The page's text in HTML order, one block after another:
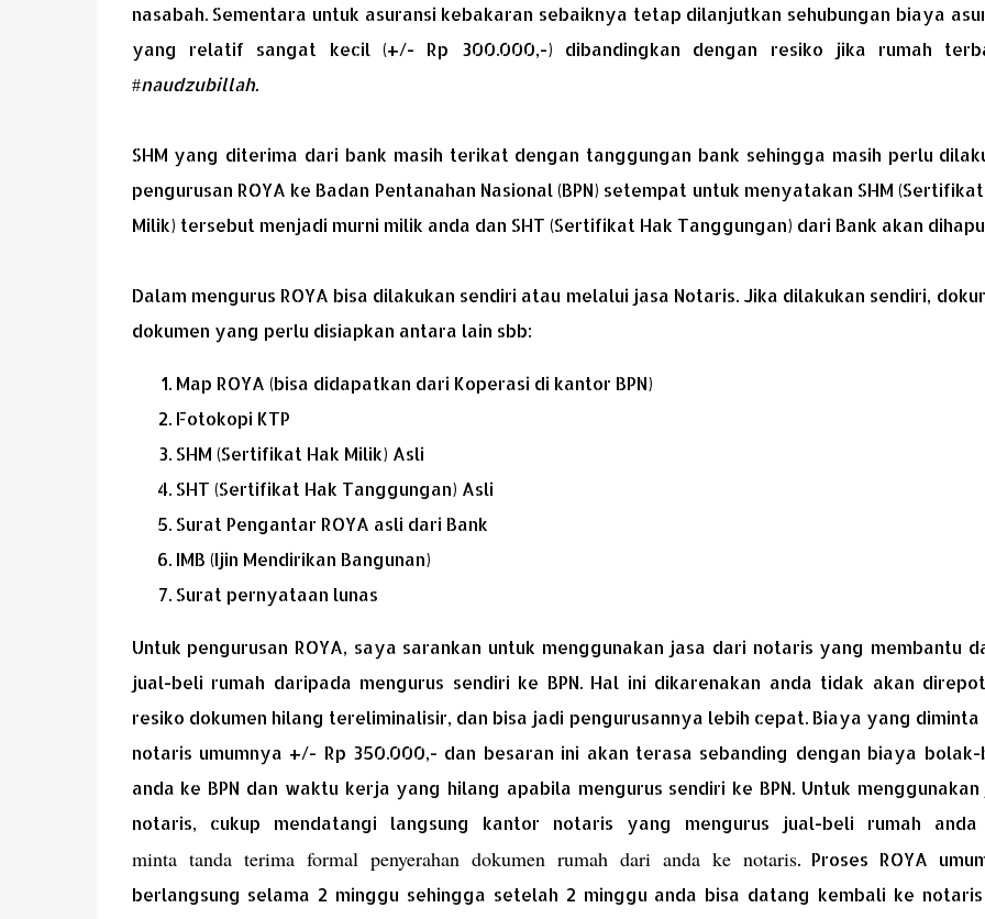
nasabah. Sementara untuk asuransi kebakaran sebaiknya tetap dilanjutkan sehubungan biaya
yang relatif sangat kecil (+/- Rp 300.000,-) dibandingkan dengan resiko jika rumah
#naudzubillah.
SHM yang diterima dari bank masih terikat dengan tanggungan bank sehingga masih perlu
pengurusan ROYA ke Badan Pentanahan Nasional (BPN) setempat untuk menyatakan SHM
Milik) tersebut menjadi murni milik anda dan SHT (Sertifikat Hak Tanggungan) dari Bank akan
Dalam mengurus ROYA bisa dilakukan sendiri atau melalui jasa Notaris. Jika dilakukan sendiri,
dokumen yang perlu disiapkan antara lain sbb:
Map ROYA (bisa didapatkan dari Koperasi di kantor BPN)
Fotokopi KTP
SHM (Sertifikat Hak Milik) Asli
SHT (Sertifikat Hak Tanggungan) Asli
Surat Pengantar ROYA asli dari Bank
IMB (Ijin Mendirikan Bangunan)
Surat pernyataan lunas
Untuk pengurusan ROYA, saya sarankan untuk menggunakan jasa dari notaris yang membantu
jual-beli rumah daripada mengurus sendiri ke BPN. Hal ini dikarenakan anda tidak akan
resiko dokumen hilang tereliminalisir, dan bisa jadi pengurusannya lebih cepat. Biaya yang diminta
notaris umumnya +/- Rp 350.000,- dan besaran ini akan terasa sebanding dengan biaya bolak-
anda ke BPN dan waktu kerja yang hilang apabila mengurus sendiri ke BPN. Untuk menggunakan
notaris, cukup mendatangi langsung kantor notaris yang mengurus jual-beli rumah anda
minta tanda terima formal penyerahan dokumen rumah dari anda ke notaris. Proses ROYA
berlangsung selama 2 minggu sehingga setelah 2 minggu anda bisa datang kembali ke